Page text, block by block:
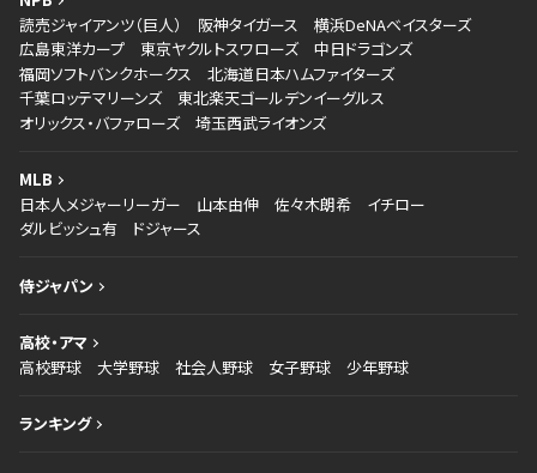
読売ジャイアンツ（巨人）
阪神タイガース
横浜DeNAベイスターズ
広島東洋カープ
東京ヤクルトスワローズ
中日ドラゴンズ
福岡ソフトバンクホークス
北海道日本ハムファイターズ
千葉ロッテマリーンズ
東北楽天ゴールデンイーグルス
オリックス・バファローズ
埼玉西武ライオンズ
MLB
日本人メジャーリーガー
山本由伸 佐々木朗希
イチロー
ダルビッシュ有
ドジャース
侍ジャパン
高校・アマ
高校野球
大学野球 社会人野球 女子野球 少年野球
ランキング